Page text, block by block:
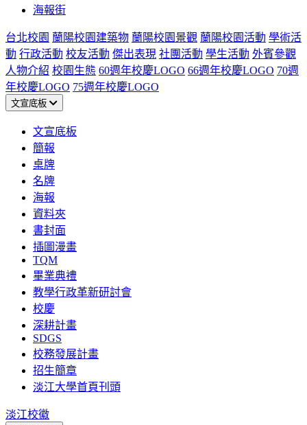
海報街
台北校園 蘭陽校園建築物 蘭陽校園景觀 蘭陽校園活動 學術活
動 行政活動 校友活動 傑出表現 社團活動 學生活動 外賓參觀
人物介紹 校園生態 60週年校慶LOGO 66週年校慶LOGO 70週
年校慶LOGO 75週年校慶LOGO
文宣底板
文宣底板
簡報
桌牌
名牌
海報
資料夾
書封面
插圖漫畫
TQM
畢業典禮
教學行政革新研討會
校慶
深耕計畫
SDGS
校務發展計畫
招生簡章
淡江大學首頁刊頭
淡江校徽